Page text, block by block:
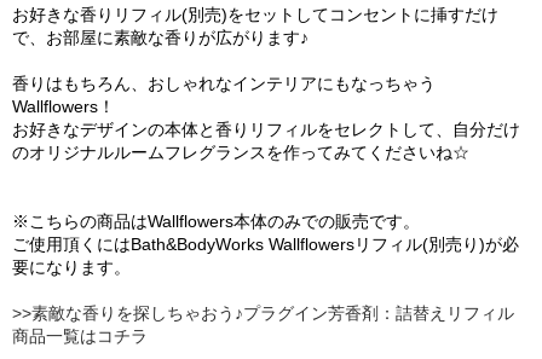
お好きな香りリフィル(別売)をセットしてコンセントに挿すだけ
で、お部屋に素敵な香りが広がります♪
香りはもちろん、おしゃれなインテリアにもなっちゃう
Wallflowers！
お好きなデザインの本体と香りリフィルをセレクトして、自分だけ
のオリジナルルームフレグランスを作ってみてくださいね☆
※こちらの商品はWallflowers本体のみでの販売です。
ご使用頂くにはBath&BodyWorks Wallflowersリフィル(別売り)が必
要になります。
>>素敵な香りを探しちゃおう♪プラグイン芳香剤：詰替えリフィル
商品一覧はコチラ